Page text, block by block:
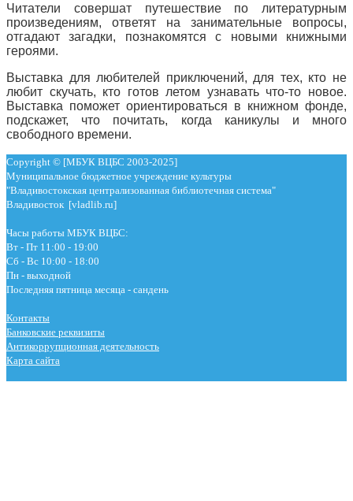
Читатели совершат путешествие по литературным
произведениям, ответят на занимательные вопросы,
отгадают загадки, познакомятся с новыми книжными
героями.
Выставка для любителей приключений, для тех, кто не
любит скучать, кто готов летом узнавать что-то новое.
Выставка поможет ориентироваться в книжном фонде,
подскажет, что почитать, когда каникулы и много
свободного времени.
Copyright © [МБУК ВЦБС 2003-2025]
Муниципальное бюджетное учреждение культуры
"Владивостокская централизованная библиотечная система"
Владивосток [vladlib.ru]
Часы работы МБУК ВЦБС:
Вт - Пт 11:00 - 19:00
Сб - Вс 10:00 - 18:00
Пн - выходной
Последняя пятница месяца - сандень
Контакты
Банковские реквизиты
Антикоррупционная деятельность
Карта сайта